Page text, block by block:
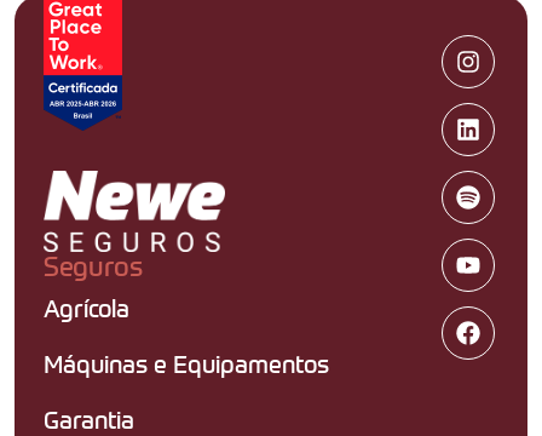
Seguros
Agrícola
Máquinas e Equipamentos
Garantia